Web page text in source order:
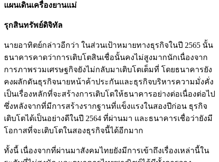
แผนเดินเครื่องยานแม่
รุกสินทรัพย์ดิจิทัล
นายอาทิตย์กล่าวอีกว่า ในส่วนเป้าหมายทางธุรกิจในปี 2565 นั้น
ธนาคารคาดว่าการเติบโตสินเชื่อนั้นคงไม่สูงมากนักเนื่องจาก
การภาพรวมเศรษฐกิจยังไม่กลับมาเติบโตเต็มที่ โดยธนาคารยัง
คงผลักดันธุรกิจนายหน้าค้าประกันและธุรกิจบริหารความมั่งคั่ง
เป็นเรื่องหลักที่จะสร้างการเติบโตให้ธนาคารอย่างต่อเนื่องต่อไป
ซึ่งหลังจากที่มีการสร้างรากฐานที่แข็งแรงในสองปีก่อน ธุรกิจ
เติบโตได้เป็นอย่างดีในปี 2564 ที่ผ่านมา และธนาคารเชื่อว่ายังมี
โอกาสที่จะเติบโตในสองธุรกิจนี้ได้อีกมาก
ทั้งนี้ เนื่องจากที่ผ่านมาสังคมไทยยังมีการเข้าถึงเรื่องเหล่านี้ใน